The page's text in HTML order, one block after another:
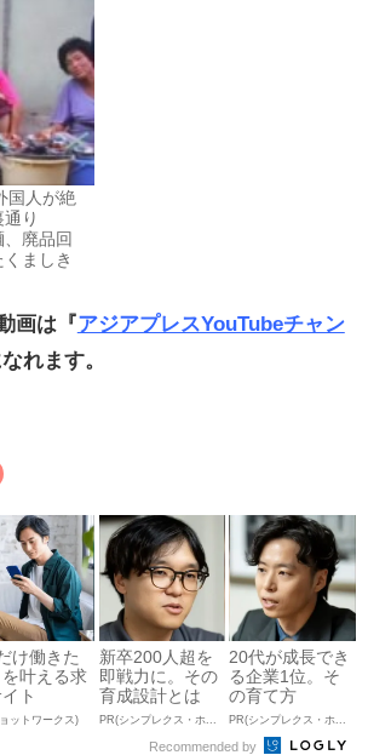
国人が絶
り
廃品回
ましき
画は『アジアプレスYouTubeチャン
れます。
け働きた
を叶える求
ト
ットワークス)
新卒200人超を
即戦力に。その
育成設計とは
20代が成長でき
る企業1位。そ
の育て方
Recommended by